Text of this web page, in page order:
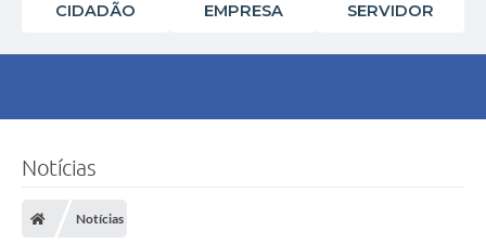
CIDADÃO EMPRESA SERVIDOR
Notícias
Notícias